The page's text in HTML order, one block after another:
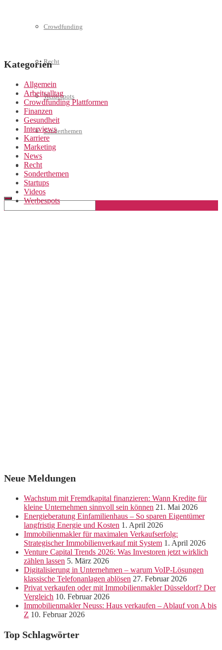
Crowdfunding
Recht
Werbespots
Sonderthemen
Geschäftskonto eröffnen
Kategorien
Allgemein
Arbeitsalltag
Crowdfunding Plattformen
Finanzen
Gesundheit
Interviews
Karriere
Marketing
News
Recht
Sonderthemen
Startups
Videos
Werbespots
Neue Meldungen
Wachstum mit Fremdkapital finanzieren: Wann Kredite für
kleine Unternehmen sinnvoll sein können 21. Mai 2026
Energieberatung Einfamilienhaus – So sparen Eigentümer
langfristig Energie und Kosten 1. April 2026
Immobilienmakler für maximalen Verkaufserfolg:
Strategischer Immobilienverkauf mit System 1. April 2026
Venture Capital Trends 2026: Was Investoren jetzt wirklich
zählen lassen 5. März 2026
Digitalisierung in Unternehmen – warum VoIP-Lösungen
klassische Telefonanlagen ablösen 27. Februar 2026
Privat verkaufen oder mit Immobilienmakler Düsseldorf? Der
Vergleich 10. Februar 2026
Immobilienmakler Neuss: Haus verkaufen – Ablauf von A bis
Z 10. Februar 2026
Top Schlagwörter